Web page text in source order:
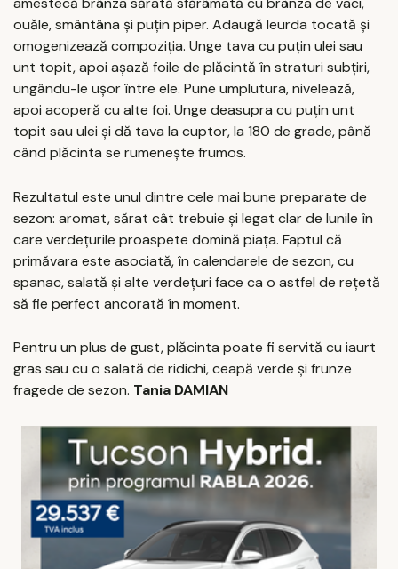
ouăle, smântâna și puțin piper. Adaugă leurda tocată și
omogenizează compoziția. Unge tava cu puțin ulei sau
unt topit, apoi așază foile de plăcintă în straturi subțiri,
ungându-le ușor între ele. Pune umplutura, nivelează,
apoi acoperă cu alte foi. Unge deasupra cu puțin unt
topit sau ulei și dă tava la cuptor, la 180 de grade, până
când plăcinta se rumenește frumos.
Rezultatul este unul dintre cele mai bune preparate de
sezon: aromat, sărat cât trebuie și legat clar de lunile în
care verdețurile proaspete domină piața. Faptul că
primăvara este asociată, în calendarele de sezon, cu
spanac, salată și alte verdețuri face ca o astfel de rețetă
să fie perfect ancorată în moment.
Pentru un plus de gust, plăcinta poate fi servită cu iaurt
gras sau cu o salată de ridichi, ceapă verde și frunze
fragede de sezon. Tania DAMIAN